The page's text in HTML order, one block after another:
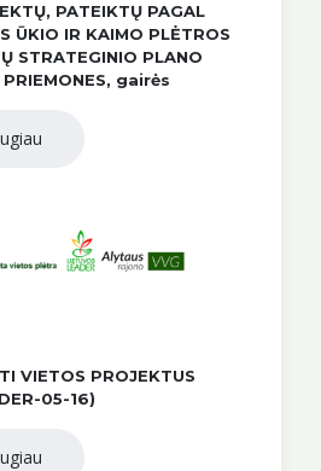
PATEIKTŲ PAGAL
ŪKIO IR KAIMO PLĖTROS
STRATEGINIO PLANO
PRIEMONES, gairės
VIETOS PROJEKTUS
05-16)